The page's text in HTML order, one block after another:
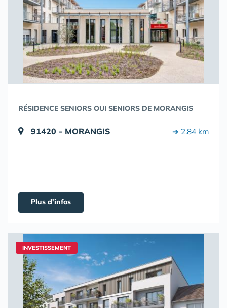
RÉSIDENCE SENIORS OUI SENIORS DE MORANGIS
91420 - MORANGIS ➔ 2.84 km
Plus d'infos
INVESTISSEMENT